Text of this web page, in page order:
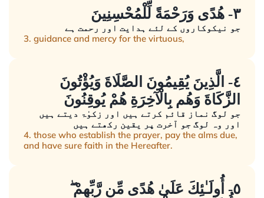
٣- هُدًى وَرَحْمَةً لِّلْمُحْسِنِينَ
جو نیکوکاروں کے لئے ہدایت اور رحمت ہے
3. guidance and mercy for the virtuous,
٤- الَّذِينَ يُقِيمُونَ الصَّلَاةَ وَيُؤْتُونَ
الزَّكَاةَ وَهُم بِالْآخِرَةِ هُمْ يُوقِنُونَ
جو لوگ نماز قائم کرتے ہیں اور زکوٰۃ دیتے ہیں
اور وہ لوگ جو آخرت پر یقین رکھتے ہیں
4. those who establish the prayer, pay the alms due,
and have sure faith in the Hereafter.
٥- أُولَـٰئِكَ عَلَىٰ هُدًى مِّن رَّبِّهِمْ ۖ